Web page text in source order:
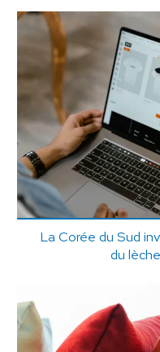
La Corée du Sud
du